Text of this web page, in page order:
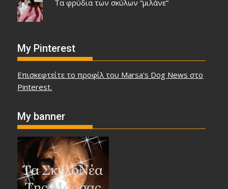
Τα φρύδια των σκύλων “μιλάνε”
My Pinterest
Επισκεφτείτε το προφίλ του Marsa's Dog News στο
Pinterest.
My banner